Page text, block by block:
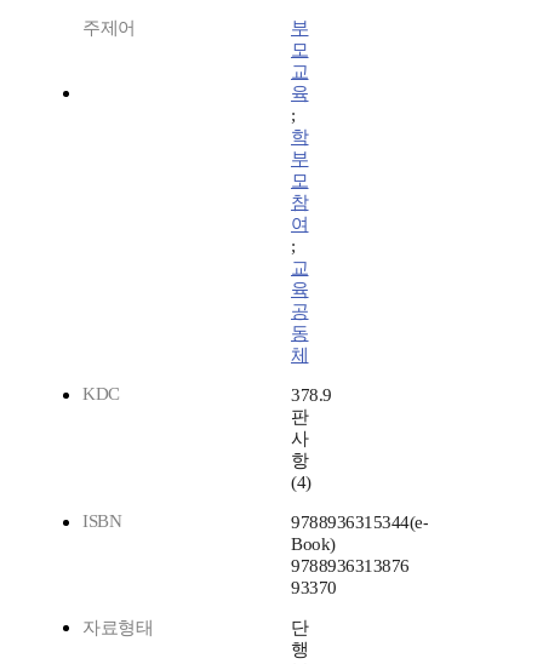
주제어
부
모
교
육
;
학
부
모
참
여
;
교
육
공
동
체
KDC
378.9
판
사
항
(4)
ISBN
9788936315344(e-
Book)
9788936313876
93370
자료형태
단
행